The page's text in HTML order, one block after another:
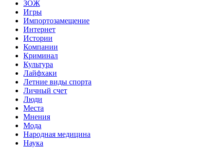
ЗОЖ
Игры
Импортозамещение
Интернет
Истории
Компании
Криминал
Культура
Лайфхаки
Летние виды спорта
Личный счет
Люди
Места
Мнения
Мода
Народная медицина
Наука